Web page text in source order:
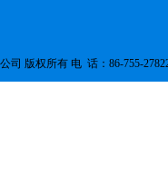
司 版权所有 电 话：86-755-